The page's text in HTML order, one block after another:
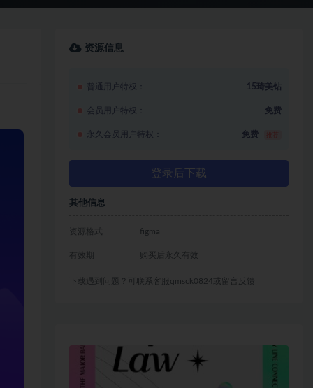
资源信息
普通用户特权： 15琦美钻
会员用户特权： 免费
永久会员用户特权： 免费
登录后下载
其他信息
资源格式 figma
有效期 购买后永久有效
下载遇到问题？可联系客服qmsck0824或留言反馈